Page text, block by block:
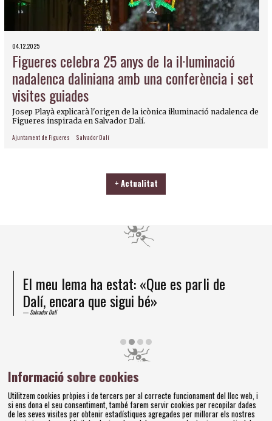
04.12.2025
Figueres celebra 25 anys de la il·luminació
nadalenca daliniana amb una conferència i set
visites guiades
Josep Playà explicarà l'origen de la icònica il·luminació nadalenca de
Figueres inspirada en Salvador Dalí.
Ajuntament de Figueres Salvador Dalí
+ Actualitat
El meu lema ha estat: «Que es parli de
Dalí, encara que sigui bé»
Salvador Dalí
Figueres
Tel. 972 677 520 |amics@fundaciodali.org
Informació sobre cookies
Utilitzem cookies pròpies i de tercers per al correcte funcionament del lloc web, i
si ens dona el seu consentiment, també farem servir cookies per recopilar dades
de les seves visites per obtenir estadístiques agregades per millorar els nostres